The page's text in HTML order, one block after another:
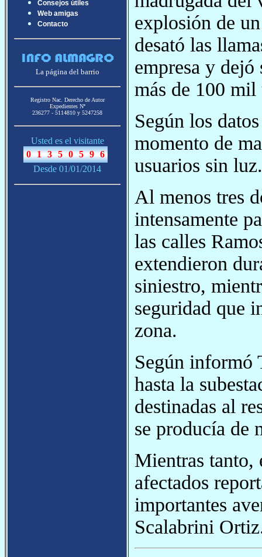
Consejos útiles
Web amigas
Contacto
La página del barrio
Registro Nac. Derecho de Autor
Expedientes Nª
236277 - 5114810 y 5247258
Usted es el visitante
Desde 01/01/2014
explosión de
desató las
empresa y
más de 100 mil
Según los
momento de
usuarios sin luz.
Al menos tres
intensamente
las calles
extendieron
siniestro,
seguridad que
zona.
Según informó
hasta la
destinadas al
se producía de
Mientras tanto,
afectados
importantes
Scalabrini